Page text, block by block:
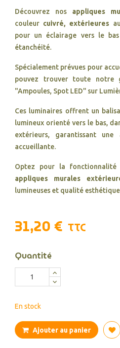
Découvrez nos appliques
couleur cuivré, extérieures
pour un éclairage vers le
étanchéité.
Spécialement prévues pour
pouvez trouver toute notre
"Ampoules, Spot LED" sur
Ces luminaires offrent un
lumineux orienté vers le bas,
extérieurs, garantissant une
accueillante.
Optez pour la
appliques murales
lumineuses et qualité
31,20 € TTC
Quantité
En stock
Ajouter au panier